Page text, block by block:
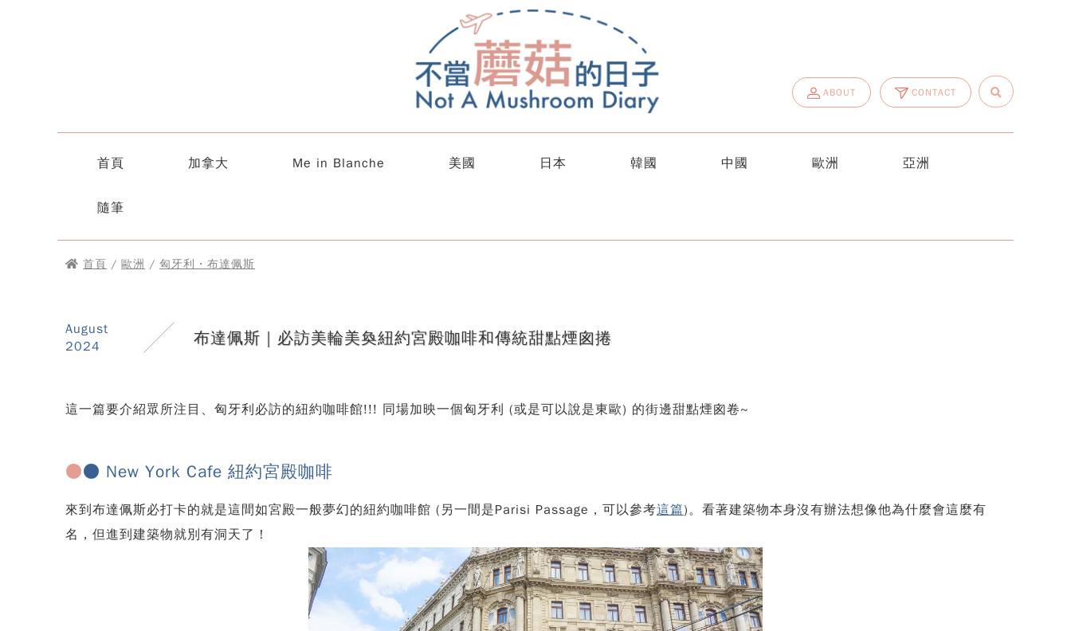
ABOUT CONTACT
首頁 加拿大 Me in Blanche 美國 日本 韓國 中國 歐洲 亞洲
隨筆
首頁 / 歐洲 / 匈牙利・布達佩斯
August
2024
布達佩斯｜必訪美輪美奐紐約宮殿咖啡和傳統甜點煙囪捲
這一篇要介紹眾所注目、匈牙利必訪的紐約咖啡館!!! 同場加映一個匈牙利 (或是可以說是東歐) 的街邊甜點煙囪卷~
●● New York Cafe 紐約宮殿咖啡
來到布達佩斯必打卡的就是這間如宮殿一般夢幻的紐約咖啡館 (另一間是Parisi Passage，可以參考這篇)。看著建築物本身沒有辦法想像他為什麼會這麼有
名，但進到建築物就別有洞天了！